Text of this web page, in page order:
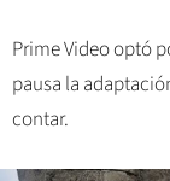
Prime Video optó
pausa la
contar.